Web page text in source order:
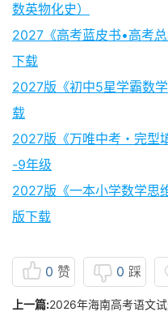
数英物化史）
2027《高考蓝皮书•高考
下载
2027版《初中5星学霸数
载
2027版《万唯中考・完型
-9年级
2027版《一本小学数学思
版下载
0 赞 0 踩
上一篇:2026年海南高考语文